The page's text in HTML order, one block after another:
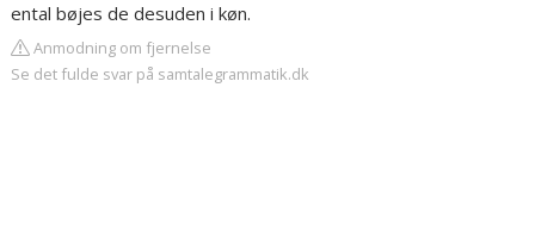
ental bøjes de desuden i køn.
Anmodning om fjernelse
Se det fulde svar på samtalegrammatik.dk